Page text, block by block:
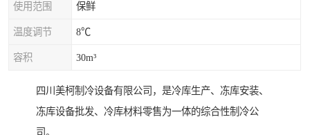
使用范围 保鲜
温度调节 8℃
容积 30m³
四川美柯制冷设备有限公司，是冷库生产、冻库安装、
冻库设备批发、冷库材料零售为一体的综合性制冷公
司。